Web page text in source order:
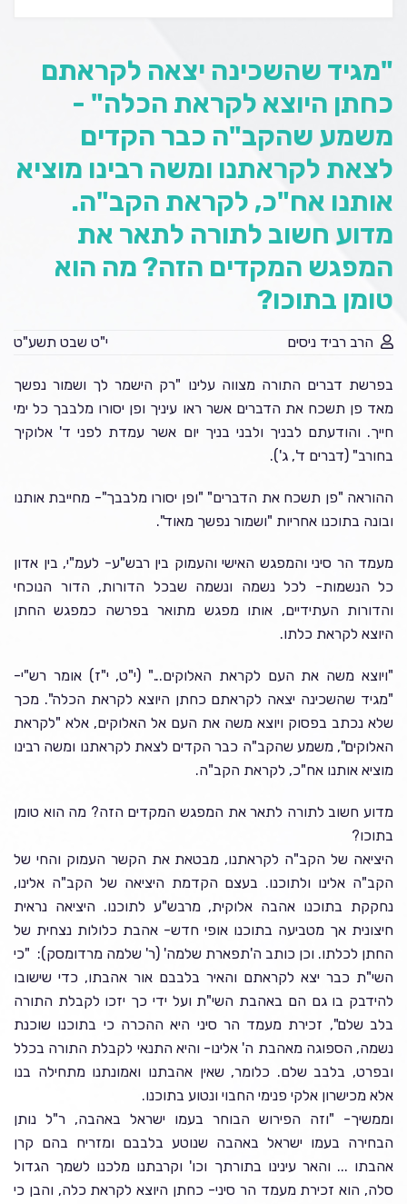
"מגיד שהשכינה יצאה לקראתם
כחתן היוצא לקראת הכלה" -
משמע שהקב"ה כבר הקדים
לצאת לקראתנו ומשה רבינו מוציא
אותנו אח"כ, לקראת הקב"ה.
מדוע חשוב לתורה לתאר את
המפגש המקדים הזה? מה הוא
טומן בתוכו?
הרב רביד ניסים י"ט שבט תשע"ט
בפרשת דברים התורה מצווה עלינו "רק הישמר לך ושמור נפשך
מאד פן תשכח את הדברים אשר ראו עיניך ופן יסורו מלבבך כל ימי
חייך. והודעתם לבניך ולבני בניך יום אשר עמדת לפני ד' אלוקיך
בחורב" (דברים ד', ג').
ההוראה "פן תשכח את הדברים" "ופן יסורו מלבבך"- מחייבת אותנו
ובונה בתוכנו אחריות "ושמור נפשך מאוד".
מעמד הר סיני והמפגש האישי והעמוק בין רבש"ע- לעמ"י, בין אדון
כל הנשמות- לכל נשמה ונשמה שבכל הדורות, הדור הנוכחי
והדורות העתידיים, אותו מפגש מתואר בפרשה כמפגש החתן
היוצא לקראת כלתו.
"ויוצא משה את העם לקראת האלוקים..." (י"ט, י"ז) אומר רש"י-
"מגיד שהשכינה יצאה לקראתם כחתן היוצא לקראת הכלה". מכך
שלא נכתב בפסוק ויוצא משה את העם אל האלוקים, אלא "לקראת
האלוקים", משמע שהקב"ה כבר הקדים לצאת לקראתנו ומשה רבינו
מוציא אותנו אח"כ, לקראת הקב"ה.
מדוע חשוב לתורה לתאר את המפגש המקדים הזה? מה הוא טומן
בתוכו?
היציאה של הקב"ה לקראתנו, מבטאת את הקשר העמוק והחי של
הקב"ה אלינו ולתוכנו. בעצם הקדמת היציאה של הקב"ה אלינו,
נחקקת בתוכנו אהבה אלוקית, מרבש"ע לתוכנו. היציאה נראית
חיצונית אך מטביעה בתוכנו אופי חדש- אהבת כלולות נצחית של
החתן לכלתו. וכן כותב ה'תפארת שלמה' (ר' שלמה מרדומסק): "כי
השי"ת כבר יצא לקראתם והאיר בלבבם אור אהבתו, כדי שישובו
להידבק בו גם הם באהבת השי"ת ועל ידי כך יזכו לקבלת התורה
בלב שלם", זכירת מעמד הר סיני היא ההכרה כי בתוכנו שוכנת
נשמה, הספוגה מאהבת ה' אלינו- והיא התנאי לקבלת התורה בכלל
ובפרט, בלבב שלם. כלומר, שאין אהבתנו ואמונתנו מתחילה בנו
אלא מכישרון אלקי פנימי החבוי ונטוע בתוכנו.
וממשיך- "וזה הפירוש הבוחר בעמו ישראל באהבה, ר"ל נותן
הבחירה בעמו ישראל באהבה שנוטע בלבבם ומזריח בהם קרן
אהבתו ... והאר עינינו בתורתך וכו' וקרבתנו מלכנו לשמך הגדול
סלה, הוא זכירת מעמד הר סיני- כחתן היוצא לקראת כלה, והבן כי